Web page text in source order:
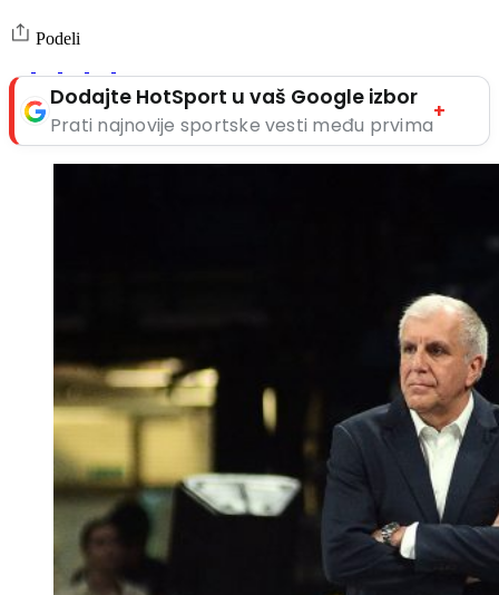
Podeli
Dodajte HotSport u vaš Google izbor
Prati najnovije sportske vesti među prvima
+